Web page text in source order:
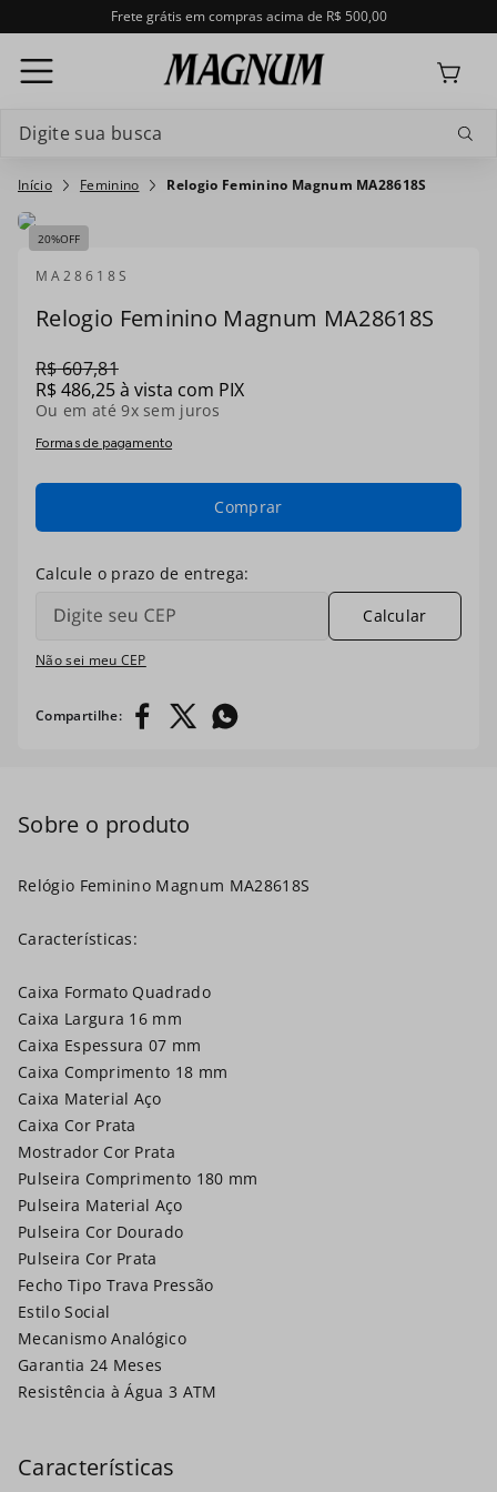
Frete grátis em compras acima de R$ 500,00
Feminino Relogio Feminino Magnum MA28618S
20%OFF
MA28618S
Relogio Feminino Magnum MA28618S
R$607,81
R$486,25à vista com PIX
Ou em até9x sem juros
Formas de pagamento
Comprar
Não sei meu CEP
Calcular
Relógio Feminino Magnum MA28618S
Características:
Caixa Formato Quadrado
Caixa Largura 16 mm
Caixa Espessura 07 mm
Caixa Comprimento 18 mm
Caixa Material Aço
Caixa Cor Prata
Mostrador Cor Prata
Pulseira Comprimento 180 mm
Pulseira Material Aço
Pulseira Cor Dourado
Pulseira Cor Prata
Fecho Tipo Trava Pressão
Estilo Social
Mecanismo Analógico
Garantia 24 Meses
Resistência à Água 3 ATM
1º relogio masculino magnum
º masculino
feminino
º ma35066u
º ma35235t
º ma35075p
são paulo
10º ma34594a